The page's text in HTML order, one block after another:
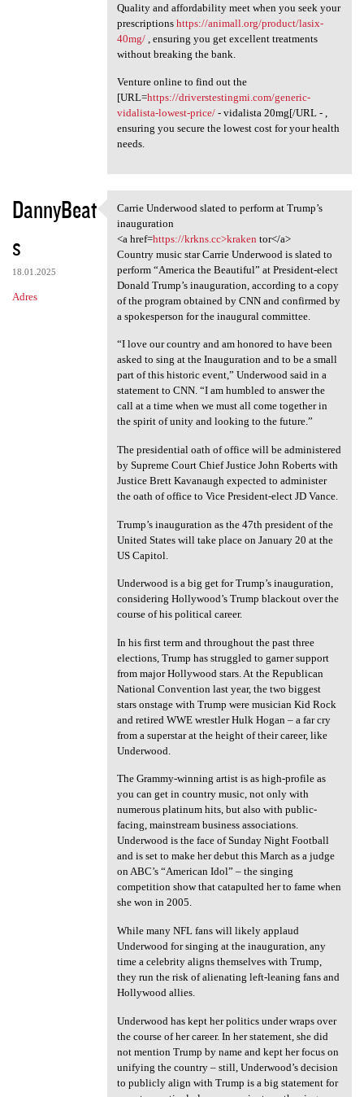
Quality and affordability meet when you seek your
prescriptions https://animall.org/product/lasix-
40mg/, ensuring you get excellent treatments
without breaking the bank.
Venture online to find out the
[URL=https://driverstestingmi.com/generic-
vidalista-lowest-price/- vidalista 20mg[/URL - ,
ensuring you secure the lowest cost for your health
needs.
DannyBeat
s
18.01.2025
Adres
Carrie Underwood slated to
Carrie Underwood slated to perform at Trump’s
inauguration
<a href=https://krkns.cc>kraken tor</a>
Country music star Carrie Underwood is slated to
perform “America the Beautiful” at President-elect
Donald Trump’s inauguration, according to a copy
of the program obtained by CNN and confirmed by
a spokesperson for the inaugural committee.
“I love our country and am honored to have been
asked to sing at the Inauguration and to be a small
part of this historic event,” Underwood said in a
statement to CNN. “I am humbled to answer the
call at a time when we must all come together in
the spirit of unity and looking to the future.”
The presidential oath of office will be administered
by Supreme Court Chief Justice John Roberts with
Justice Brett Kavanaugh expected to administer
the oath of office to Vice President-elect JD Vance.
Trump’s inauguration as the 47th president of the
United States will take place on January 20 at the
US Capitol.
Underwood is a big get for Trump’s inauguration,
considering Hollywood’s Trump blackout over the
course of his political career.
In his first term and throughout the past three
elections, Trump has struggled to garner support
from major Hollywood stars. At the Republican
National Convention last year, the two biggest
stars onstage with Trump were musician Kid Rock
and retired WWE wrestler Hulk Hogan – a far cry
from a superstar at the height of their career, like
Underwood.
The Grammy-winning artist is as high-profile as
you can get in country music, not only with
numerous platinum hits, but also with public-
facing, mainstream business associations.
Underwood is the face of Sunday Night Football
and is set to make her debut this March as a judge
on ABC’s “American Idol” – the singing
competition show that catapulted her to fame when
she won in 2005.
While many NFL fans will likely applaud
Underwood for singing at the inauguration, any
time a celebrity aligns themselves with Trump,
they run the risk of alienating left-leaning fans and
Hollywood allies.
Underwood has kept her politics under wraps over
the course of her career. In her statement, she did
not mention Trump by name and kept her focus on
unifying the country – still, Underwood’s decision
to publicly align with Trump is a big statement for